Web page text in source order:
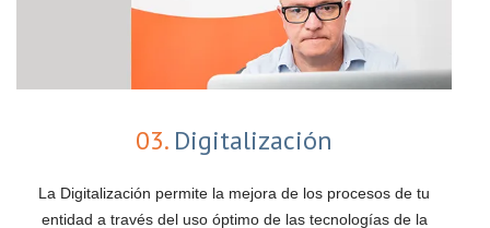
03.Digitalización
La Digitalización permite la mejora de los procesos de tu
entidad a través del uso óptimo de las tecnologías de la